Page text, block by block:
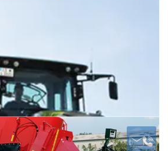
CAN bus SAE J1939, vous
tout-en-un. Les